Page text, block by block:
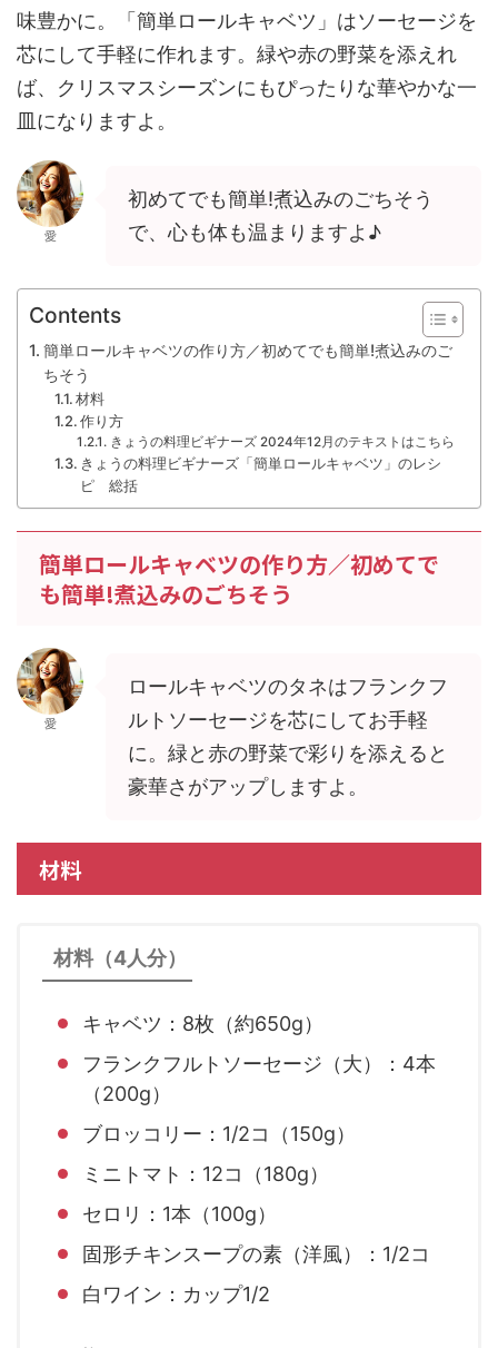
味豊かに。「簡単ロールキャベツ」はソーセージを
芯にして手軽に作れます。緑や赤の野菜を添えれ
ば、クリスマスシーズンにもぴったりな華やかな一
皿になりますよ。
愛
初めてでも簡単!煮込みのごちそう
で、心も体も温まりますよ♪
Contents
簡単ロールキャベツの作り方／初めてでも簡単!煮込みのご
ちそう
材料
作り方
きょうの料理ビギナーズ 2024年12月のテキストはこちら
きょうの料理ビギナーズ「簡単ロールキャベツ」のレシ
ピ 総括
簡単ロールキャベツの作り方／初めてで
も簡単!煮込みのごちそう
愛
ロールキャベツのタネはフランクフ
ルトソーセージを芯にしてお手軽
に。緑と赤の野菜で彩りを添えると
豪華さがアップしますよ。
材料
材料（4人分）
キャベツ：8枚（約650g）
フランクフルトソーセージ（大）：4本
（200g）
ブロッコリー：1/2コ（150g）
ミニトマト：12コ（180g）
セロリ：1本（100g）
固形チキンスープの素（洋風）：1/2コ
白ワイン：カップ1/2